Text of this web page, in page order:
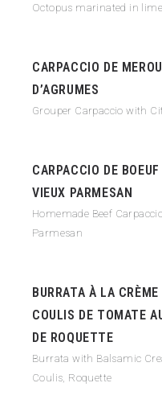
Octopus marinated in
CARPACCIO DE
D’AGRUMES
Grouper Carpaccio with
CARPACCIO DE
VIEUX PARMESAN
Homemade Beef
Parmesan
BURRATA À LA
COULIS DE TOMATE
DE ROQUETTE
Burrata with Balsamic
Coulis, Roquette